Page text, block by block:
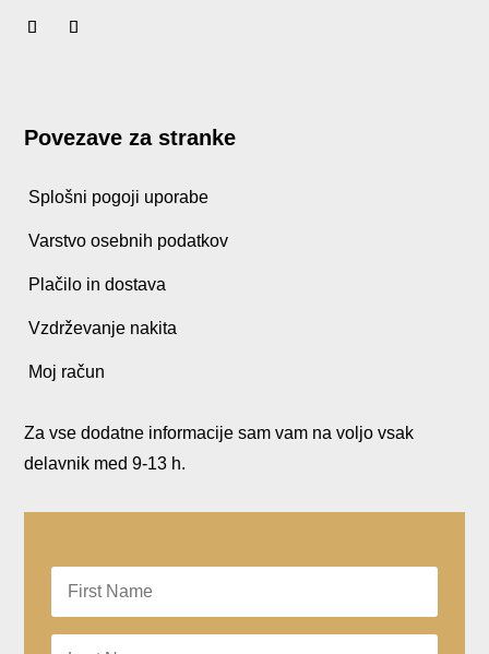
Povezave za stranke
Splošni pogoji uporabe
Varstvo osebnih podatkov
Plačilo in dostava
Vzdrževanje nakita
Moj račun
Za vse dodatne informacije sam vam na voljo vsak
delavnik med 9-13 h.